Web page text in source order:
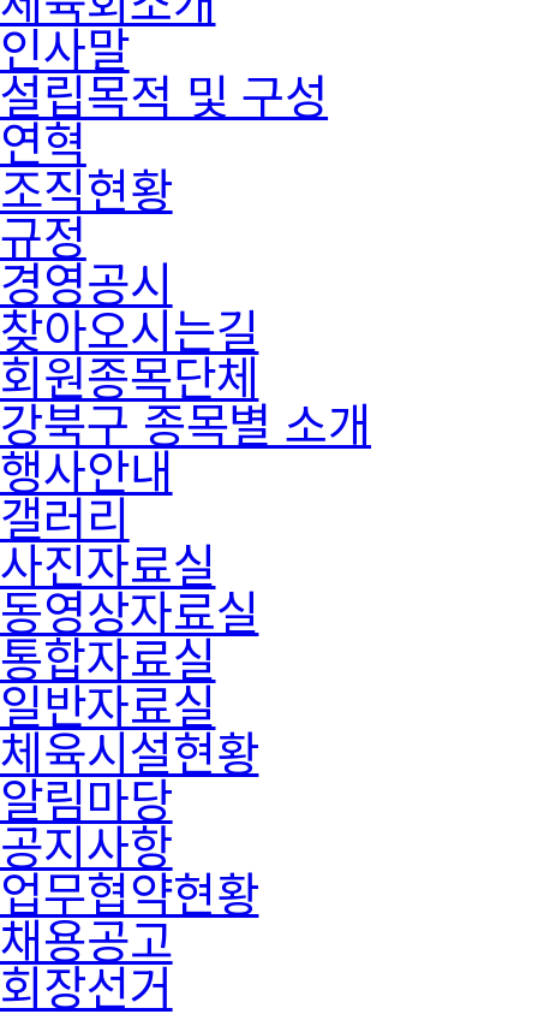
인사말
설립목적 및 구성
연혁
조직현황
규정
경영공시
찾아오시는길
회원종목단체
강북구 종목별 소개
행사안내
갤러리
사진자료실
동영상자료실
통합자료실
일반자료실
체육시설현황
알림마당
공지사항
업무협약현황
채용공고
회장선거